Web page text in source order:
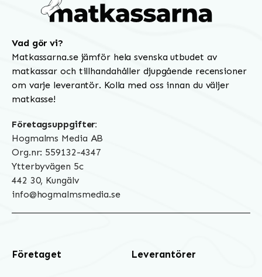
Vad gör vi?
Matkassarna.se jämför hela svenska utbudet av
matkassar och tillhandahåller djupgående recensioner
om varje leverantör. Kolla med oss innan du väljer
matkasse!
Företagsuppgifter:
Hogmalms Media AB
Org.nr: 559132-4347
Ytterbyvägen 5c
442 30, Kungälv
info@hogmalmsmedia.se
Företaget Leverantörer